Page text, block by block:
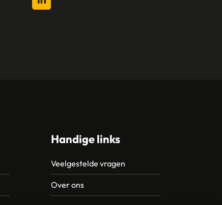
Handige links
Veelgestelde vragen
Over ons